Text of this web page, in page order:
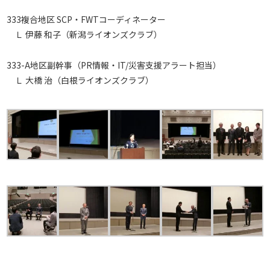
333複合地区 SCP・FWTコーディネーター
Ｌ 伊藤 和子（新潟ライオンズクラブ）
333-A地区副幹事（PR情報・IT/災害支援アラート担当）
Ｌ 大橋 治（白根ライオンズクラブ）